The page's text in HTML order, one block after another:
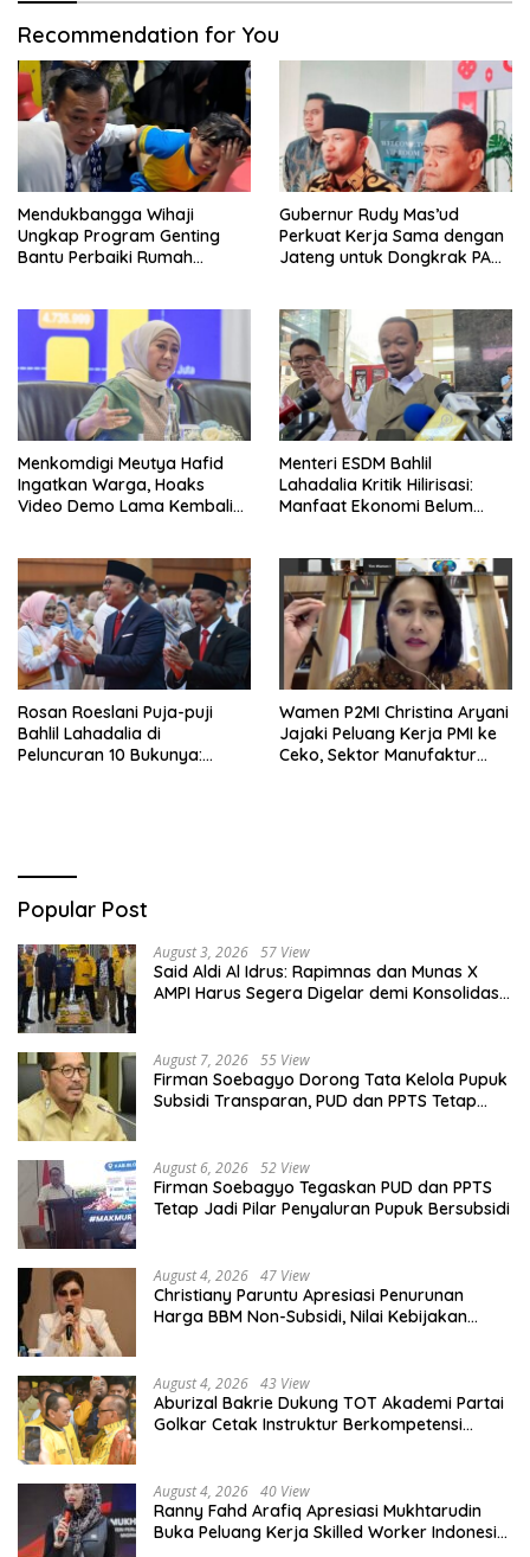
Recommendation for You
Mendukbangga Wihaji
Ungkap Program Genting
Bantu Perbaiki Rumah
Gubernur Rudy Mas’ud
Perkuat Kerja Sama dengan
Jateng untuk Dongkrak PAD
Menkomdigi Meutya Hafid
Ingatkan Warga, Hoaks
Video Demo Lama Kembali
Menteri ESDM Bahlil
Lahadalia Kritik Hilirisasi:
Manfaat Ekonomi Belum
Rosan Roeslani Puja-puji
Bahlil Lahadalia di
Peluncuran 10 Bukunya:
Wamen P2MI Christina Aryani
Jajaki Peluang Kerja PMI ke
Ceko, Sektor Manufaktur
Popular Post
August 3, 2026 57 View
Said Aldi Al Idrus: Rapimnas dan Munas X
AMPI Harus Segera Digelar demi Konsolidasi
August 7, 2026 55 View
Firman Soebagyo Dorong Tata Kelola Pupuk
Subsidi Transparan, PUD dan PPTS Tetap
August 6, 2026 52 View
Firman Soebagyo Tegaskan PUD dan PPTS
Tetap Jadi Pilar Penyaluran Pupuk Bersubsidi
August 4, 2026 47 View
Christiany Paruntu Apresiasi Penurunan
Harga BBM Non-Subsidi, Nilai Kebijakan
August 4, 2026 43 View
Aburizal Bakrie Dukung TOT Akademi Partai
Golkar Cetak Instruktur Berkompetensi
August 4, 2026 40 View
Ranny Fahd Arafiq Apresiasi Mukhtarudin
Buka Peluang Kerja Skilled Worker Indonesia